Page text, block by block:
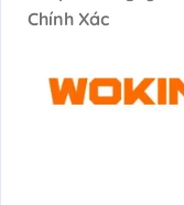
Chính Xác